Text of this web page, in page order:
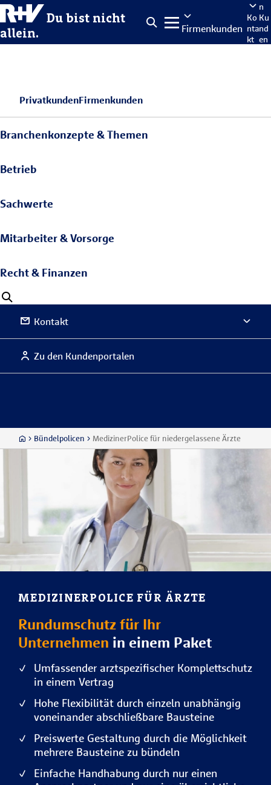
Du bist nicht
allein.
Firmenkunden
Ko
nta
kt
n
Ku
nd
en
PrivatkundenFirmenkunden
Branchenkonzepte & Themen
Betrieb
Sachwerte
Mitarbeiter & Vorsorge
Recht & Finanzen
Kontakt
Zu den Kundenportalen
Bündelpolicen MedizinerPolice für niedergelassene Ärzte
MEDIZINERPOLICE FÜR ÄRZTE
Rundumschutz für Ihr
Unternehmen in einem Paket
Umfassender arztspezifischer Komplettschutz
in einem Vertrag
Hohe Flexibilität durch einzeln unabhängig
voneinander abschließbare Bausteine
Preiswerte Gestaltung durch die Möglichkeit
mehrere Bausteine zu bündeln
Einfache Handhabung durch nur einen